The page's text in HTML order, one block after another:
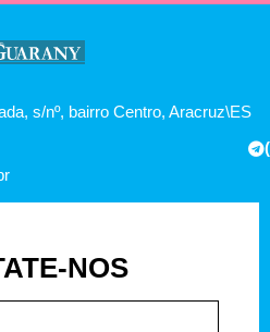
s/nº, bairro Centro, Aracruz\ES
NOS